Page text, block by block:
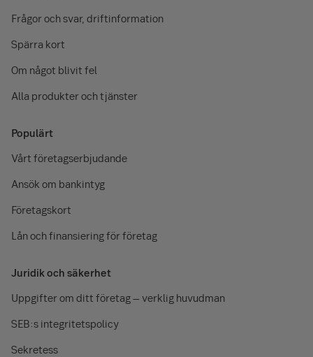
Frågor och svar, driftinformation
Spärra kort
Om något blivit fel
Alla produkter och tjänster
Populärt
Vårt företagserbjudande
Ansök om bankintyg
Företagskort
Lån och finansiering för företag
Juridik och säkerhet
Uppgifter om ditt företag – verklig huvudman
SEB:s integritetspolicy
Sekretess